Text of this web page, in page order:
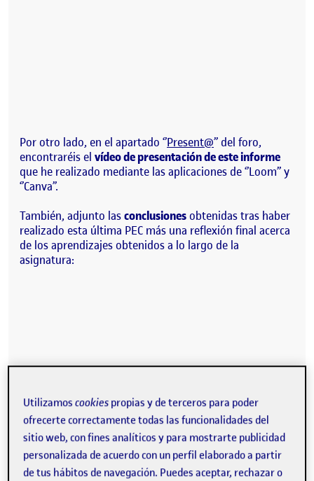
Por otro lado, en el apartado ‘’Present@’’ del foro,
encontraréis el vídeo de presentación de este informe
que he realizado mediante las aplicaciones de ‘’Loom’’ y
‘’Canva’’.
También, adjunto lasconclusionesobtenidas tras haber
realizado esta última PEC más una reflexión final acerca
de los aprendizajes obtenidos a lo largo de la
asignatura:
Utilizamoscookies propias y de terceros para poder
ofrecerte correctamente todas las funcionalidades del
sitio web, con fines analíticos y para mostrarte publicidad
personalizada de acuerdo con un perfil elaborado a partir
de tus hábitos de navegación. Puedes aceptar, rechazar o